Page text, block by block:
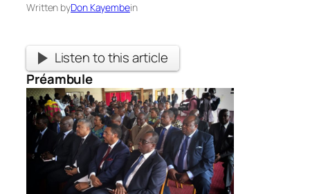
Written byDon Kayembein
Listen to this article
Préambule